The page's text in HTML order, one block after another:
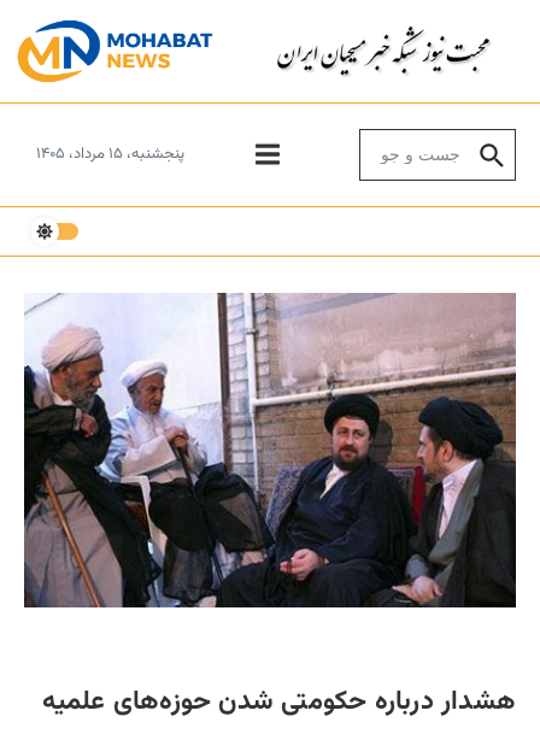
پنجشنبه، ۱۵ مرداد، ۱۴۰۵
هشدار درباره حکومتی شدن حوزه‌های علمیه